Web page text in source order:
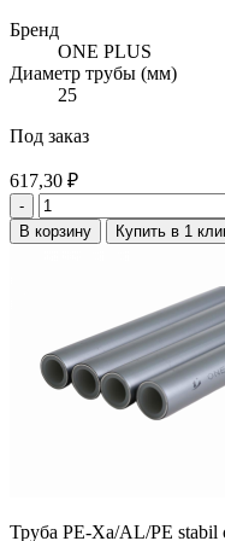
Бренд
ONE PLUS
Диаметр трубы (мм)
25
Под заказ
617,30 ₽
-
В корзину Купить в 1
Труба PE-Xa/AL/PE stabil